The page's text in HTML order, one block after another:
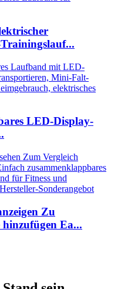
LED-Display-
Zu
Ea...